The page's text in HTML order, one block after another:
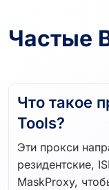
Частые
Что такое
Tools?
Эти прокси
резидентские,
MaskProxy,